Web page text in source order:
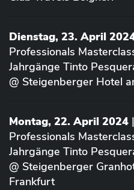
Dienstag, 23. April
Professionals
Jahrgänge Tinto
@ Steigenberger Hotel
Montag, 22. April 2024
Professionals
Jahrgänge Tinto
@ Steigenberger
Frankfurt